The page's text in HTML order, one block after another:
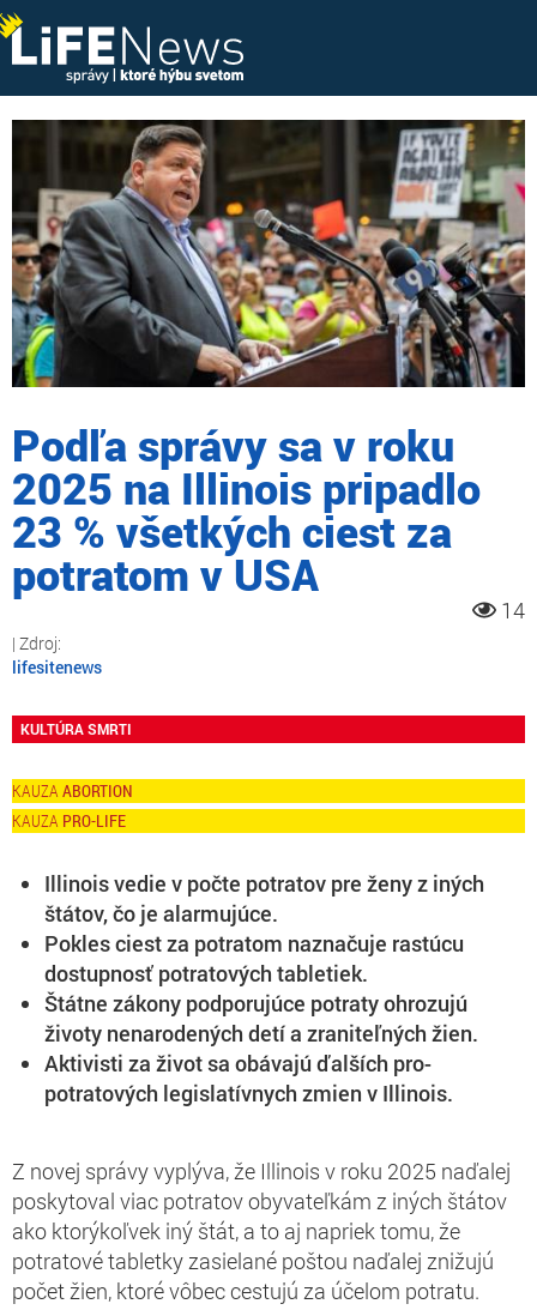
Podľa správy sa v roku
2025 na Illinois pripadlo
23 % všetkých ciest za
potratom v USA
14
lifesitenews
KULTÚRA SMRTI
ABORTION
PRO-LIFE
Illinois vedie v počte potratov pre ženy z iných
štátov, čo je alarmujúce.
Pokles ciest za potratom naznačuje rastúcu
dostupnosť potratových tabletiek.
Štátne zákony podporujúce potraty ohrozujú
životy nenarodených detí a zraniteľných žien.
Aktivisti za život sa obávajú ďalších pro-
potratových legislatívnych zmien v Illinois.
Z novej správy vyplýva, že Illinois v roku 2025 naďalej
poskytoval viac potratov obyvateľkám z iných štátov
ako ktorýkoľvek iný štát, a to aj napriek tomu, že
potratové tabletky zasielané poštou naďalej znižujú
počet žien, ktoré vôbec cestujú za účelom potratu.